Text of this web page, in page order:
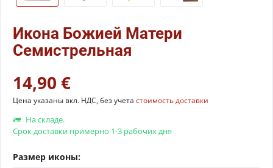
Икона Божией Матери
Семистрельная
14,90 €
Цена указаны вкл. НДС, без учета стоимость доставки
На складе.
Срок доставки примерно 1-3 рабочих дня
Размер иконы: